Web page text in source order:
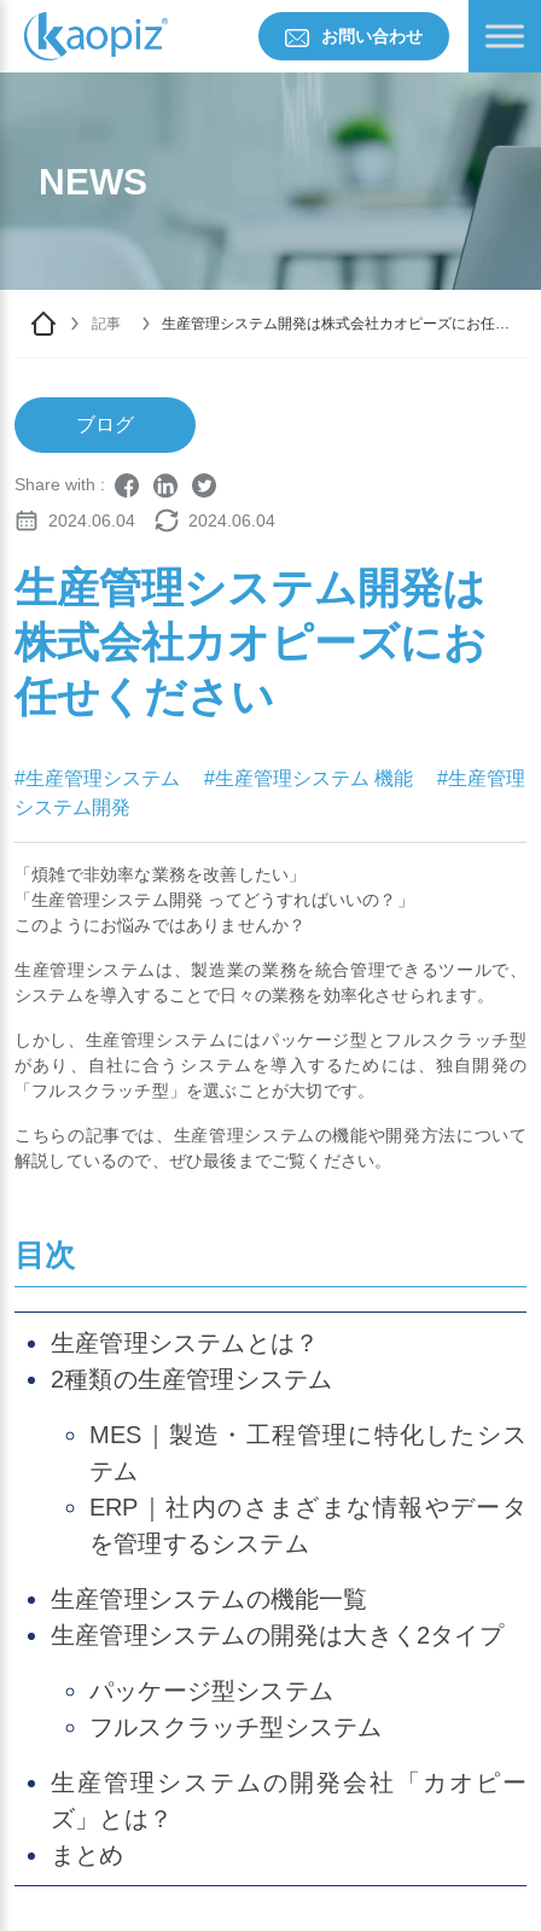
お問い合わせ
NEWS
記事
生産管理システム開発は株式会社カオピーズにお任せ
ブログ
Share with :
2024.06.04
2024.06.04
生産管理システム開発は
株式会社カオピーズにお
任せください
#生産管理システム #生産管理システム 機能
#生産管理
システム開発
「煩雑で非効率な業務を改善したい」
「生産管理システム開発 ってどうすればいいの？」
このようにお悩みではありませんか？
生産管理システムは、製造業の業務を統合管理できるツールで、
システムを導入することで日々の業務を効率化させられます。
しかし、生産管理システムにはパッケージ型とフルスクラッチ型
があり、自社に合うシステムを導入するためには、独自開発の
「フルスクラッチ型」を選ぶことが大切です。
こちらの記事では、生産管理システムの機能や開発方法について
解説しているので、ぜひ最後までご覧ください。
目次
生産管理システムとは？
2種類の生産管理システム
MES｜製造・工程管理に特化したシス
テム
ERP｜社内のさまざまな情報やデータ
を管理するシステム
生産管理システムの機能一覧
生産管理システムの開発は大きく2タイプ
パッケージ型システム
フルスクラッチ型システム
生産管理システムの開発会社「カオピー
ズ」とは？
まとめ